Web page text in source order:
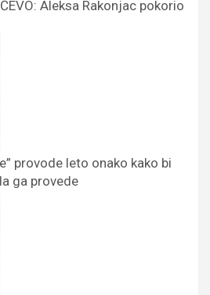
Aleksa Rakonjac pokorio
provode leto onako kako bi
ga provede